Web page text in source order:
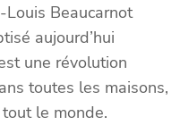
Louis Beaucarnot
aujourd’hui
une révolution
toutes les maisons,
le monde.